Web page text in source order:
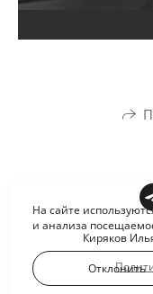
Киряков
На сайте
и анализа
Отклонить